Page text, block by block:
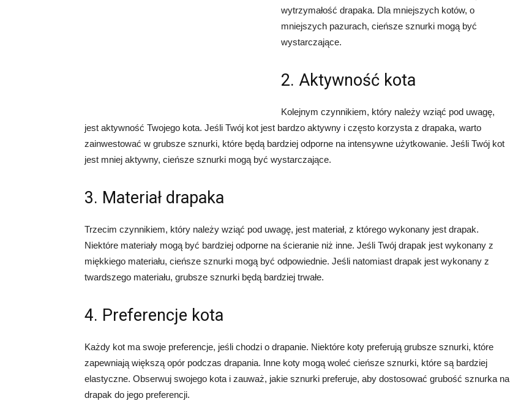
wytrzymałość drapaka. Dla mniejszych kotów, o
mniejszych pazurach, cieńsze sznurki mogą być
wystarczające.
2. Aktywność kota
Kolejnym czynnikiem, który należy wziąć pod uwagę,
jest aktywność Twojego kota. Jeśli Twój kot jest bardzo aktywny i często korzysta z drapaka, warto
zainwestować w grubsze sznurki, które będą bardziej odporne na intensywne użytkowanie. Jeśli Twój kot
jest mniej aktywny, cieńsze sznurki mogą być wystarczające.
3. Materiał drapaka
Trzecim czynnikiem, który należy wziąć pod uwagę, jest materiał, z którego wykonany jest drapak.
Niektóre materiały mogą być bardziej odporne na ścieranie niż inne. Jeśli Twój drapak jest wykonany z
miękkiego materiału, cieńsze sznurki mogą być odpowiednie. Jeśli natomiast drapak jest wykonany z
twardszego materiału, grubsze sznurki będą bardziej trwałe.
4. Preferencje kota
Każdy kot ma swoje preferencje, jeśli chodzi o drapanie. Niektóre koty preferują grubsze sznurki, które
zapewniają większą opór podczas drapania. Inne koty mogą woleć cieńsze sznurki, które są bardziej
elastyczne. Obserwuj swojego kota i zauważ, jakie sznurki preferuje, aby dostosować grubość sznurka na
drapak do jego preferencji.